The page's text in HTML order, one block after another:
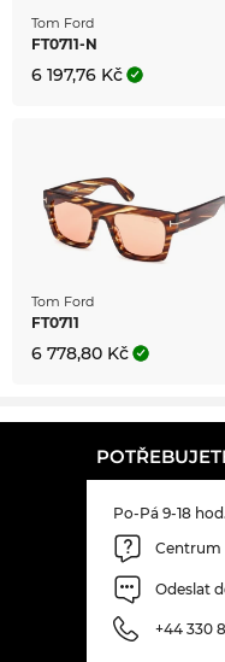
Tom Ford
FT0711-N
6 197,76 Kč
Tom Ford
FT0711
6 778,80 Kč
Po-Pá 9-18 hod.
Centrum
Odeslat
+44 330